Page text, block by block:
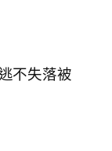
不失落被